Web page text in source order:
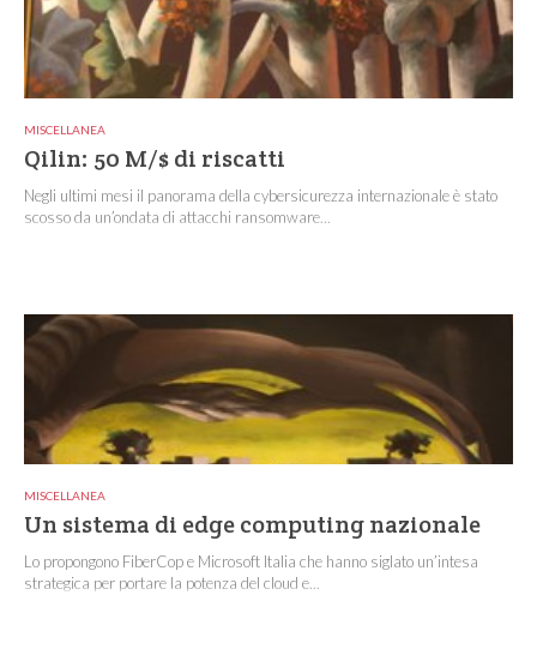
MISCELLANEA
Qilin: 50 M/$ di riscatti
Negli ultimi mesi il panorama della cybersicurezza internazionale è stato
scosso da un’ondata di attacchi ransomware...
MISCELLANEA
Un sistema di edge computing nazionale
Lo propongono FiberCop e Microsoft Italia che hanno siglato un’intesa
strategica per portare la potenza del cloud e...